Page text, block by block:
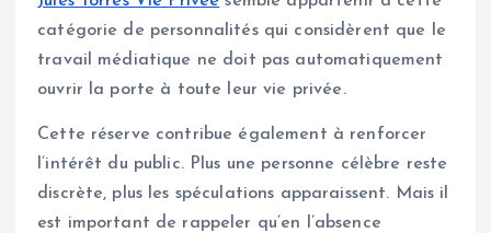
catégorie de personnalités qui considèrent que le
travail médiatique ne doit pas automatiquement
ouvrir la porte à toute leur vie privée.
Cette réserve contribue également à renforcer
l’intérêt du public. Plus une personne célèbre reste
discrète, plus les spéculations apparaissent. Mais il
est important de rappeler qu’en l’absence